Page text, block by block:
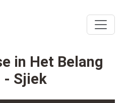
in Het Belang
- Sjiek